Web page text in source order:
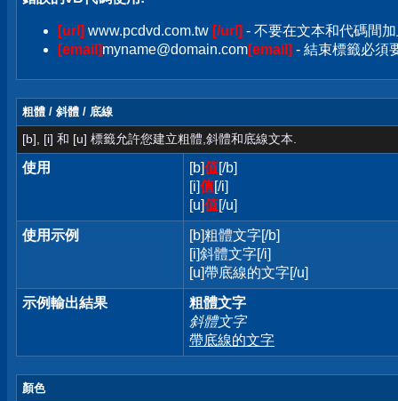
[url] www.pcdvd.com.tw [/url] - 不要在文本和代碼間
[email]myname@domain.com[email] - 結束標籤必須
粗體 / 斜體 / 底線
[b], [i] 和 [u] 標籤允許您建立粗體,斜體和底線文本.
使用 [b]值[/b]
[i]值[/i]
[u]值[/u]
使用示例
[b]粗體文字[/b]
[i]斜體文字[/i]
[u]帶底線的文字[/u]
示例輸出結果
粗體文字
斜體文字
帶底線的文字
顏色